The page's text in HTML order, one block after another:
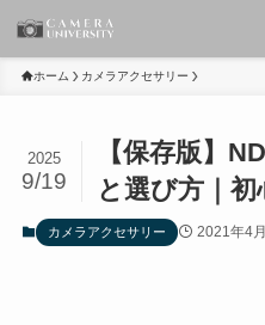
ホーム カメラアクセサリー
【保存版】
と選び方｜
2025
9/19
カメラアクセサリー 2021年4